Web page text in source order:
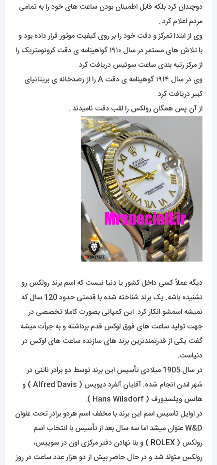
دوچندان کرد بلکه قابل اطمینان بودن ساعت های خود را به تمامی
مردم اعلام کرد .
وی از ابتدا تمرکز و دقت خود را بر روی کیفیت موتور قرار داده بود و
با تلاش های مستمر در سال ۱۹۱۰ گواهینامه ی دقت کرونومتریک را
از مرکز رتبه بندی ساعت سوئیس دریافت کرد .
وی در سال ۱۹۱۴ گوهینامه ی دقت A را از رصدخانه ی بریتانیای
کبیر دریافت کرد .
از آن پس همگان رولکس را لقب دقت نامیدند .
دیگه عملاً کسی داخل کشور یا دنیا نیست که اسم برند رولکس رو
نشنیده باشه. یک برند شناخته شده با قدمتی حدود 120 سال که
نمیشه اسمشو انکار کرد. این کمپانی بصورت کاملا تخصصی در
جهت تولید ساعت های فوق لوکس قدم برداشته و به جرأت میشه
گفت یکی از قدرتمندترین برند های سازنده ساعت های لوکس در
دنیاست.
در سال 1905 میلادی تأسیس این برند توسط دو برادر ناتنی در
شهر لندن انجام شده. آقایان آلفرد دیویس ( Alfred Davis ) و
هانس ویلسدورف ( Hans Wilsdorf ).
در اوایل تأسیس اسم این برند با مخفف اسم هردو برادر تحت عنوان
W&D عنوان میشد اما سه سال بعد از تأسیس با انتخاب اسم
رولکس ( ROLEX ) و بنا نهادن دفتر مرکزی اون در سوییس،
رولکس متولد شد و در حال حاضر بیش از دو هزار عدد ساعت در روز